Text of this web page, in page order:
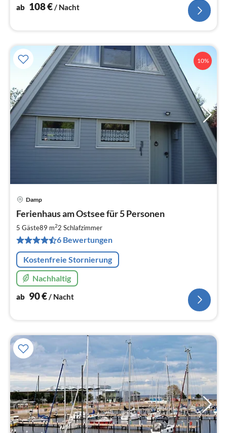
ab 108€/ Nacht
10%
Damp
Ferienhaus am Ostsee für 5 Personen
5 Gäste89 m22 Schlafzimmer
6 Bewertungen
Kostenfreie Stornierung
Nachhaltig
ab 90€/ Nacht